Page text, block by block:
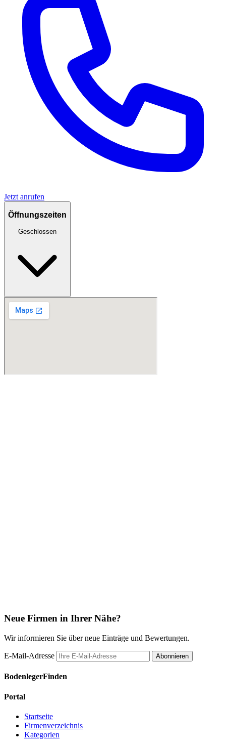
Jetzt anrufen
Öffnungszeiten
Geschlossen
Neue Firmen in Ihrer Nähe?
Wir informieren Sie über neue Einträge und Bewertungen.
E-Mail-Adresse Abonnieren
BodenlegerFinden
Portal
Startseite
Firmenverzeichnis
Kategorien